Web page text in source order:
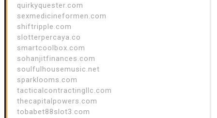
quirkyquester.com
sexmedicineformen.com
shiftripple.com
slotterpercaya.co
smartcoolbox.com
sohanjitfinances.com
soulfulhousemusic.net
sparklooms.com
tacticalcontractingllc.com
thecapitalpowers.com
tobabet88slot3.com